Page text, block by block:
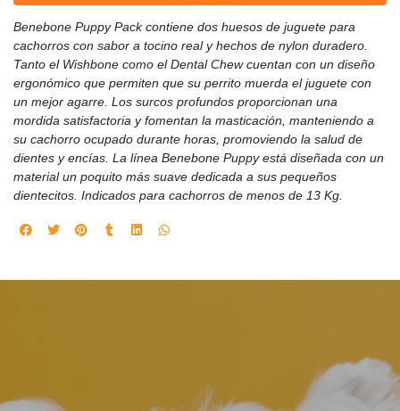
Benebone Puppy Pack contiene dos huesos de juguete para
cachorros con sabor a tocino real y hechos de nylon duradero.
Tanto el Wishbone como el Dental Chew cuentan con un diseño
ergonómico que permiten que su perrito muerda el juguete con
un mejor agarre. Los surcos profundos proporcionan una
mordida satisfactoria y fomentan la masticación, manteniendo a
su cachorro ocupado durante horas, promoviendo la salud de
dientes y encías. La línea Benebone Puppy está diseñada con un
material un poquito más suave dedicada a sus pequeños
dientecitos. Indicados para cachorros de menos de 13 Kg.